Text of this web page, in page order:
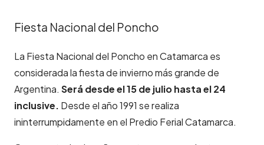
Fiesta Nacional del Poncho
La Fiesta Nacional del Poncho en Catamarca es
considerada la fiesta de invierno más grande de
Argentina. Será desde el 15 de julio hasta el 24
inclusive. Desde el año 1991 se realiza
ininterrumpidamente en el Predio Ferial Catamarca.